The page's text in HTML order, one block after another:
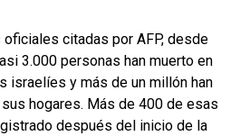
oficiales citadas por AFP, desde
3.000 personas han muerto en
israelíes y más de un millón han
hogares. Más de 400 de esas
después del inicio de la